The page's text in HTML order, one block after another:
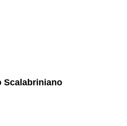
Scalabriniano